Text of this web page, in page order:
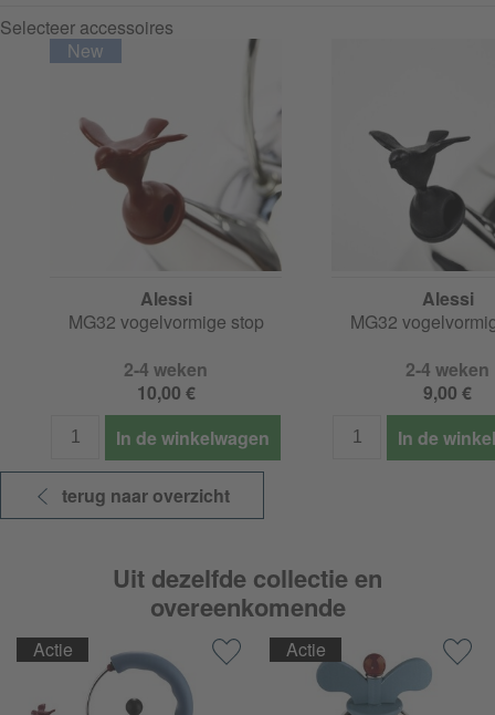
Selecteer accessoires
Alessi
MG32 vogelvormige stop
2-4 weken
10,00 €
In de winkelwagen
Alessi
MG32
2-4 weken
9,00 €
In de
terug naar overzicht
Uit dezelfde collectie en
overeenkomende
Actie Actie